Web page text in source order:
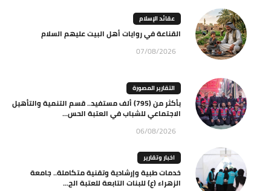
عقائد الإسلام
القناعة في روايات أهل البيت عليهم السلام
07/08/2026
التقارير المصورة
بأكثر من (795) ألف مستفيد.. قسم التنمية والتأهيل
الاجتماعي للشباب في العتبة الحس...
06/08/2026
اخبار وتقارير
خدمات طبية وإرشادية وتقنية متكاملة.. جامعة
الزهراء (ع) للبنات التابعة للعتبة الح...